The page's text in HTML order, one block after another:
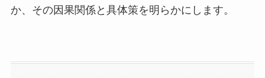
か、その因果関係と具体策を明らかにします。